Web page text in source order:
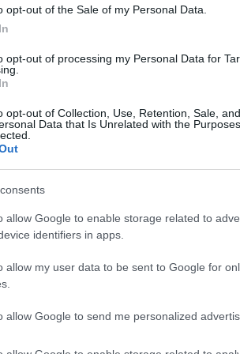
opt-out of the Sale of my Personal Data.
opt-out of processing my Personal Data for
opt-out of Collection, Use, Retention, Sale,
Data that Is Unrelated with the
allow Google to enable storage related to
identifiers in apps.
allow my user data to be sent to Google for
allow Google to send me personalized
Döbbenetes MI-modellt
webáruház-óriás
intelligencia versenyében az